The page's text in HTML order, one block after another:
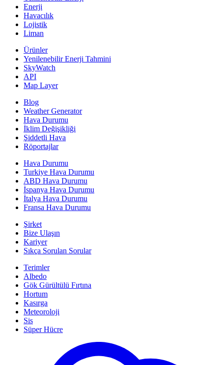
Enerji
Havacılık
Lojistik
Liman
Ürünler
Yenilenebilir Enerji Tahmini
SkyWatch
API
Map Layer
Blog
Weather Generator
Hava Durumu
İklim Değişikliği
Şiddetli Hava
Röportajlar
Hava Durumu
Turkiye Hava Durumu
ABD Hava Durumu
İspanya Hava Durumu
İtalya Hava Durumu
Fransa Hava Durumu
Şirket
Bize Ulaşın
Kariyer
Sıkça Sorulan Sorular
Terimler
Albedo
Gök Gürültülü Fırtına
Hortum
Kasırga
Meteoroloji
Sis
Süper Hücre